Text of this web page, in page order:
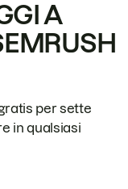
A
per sette
in qualsiasi